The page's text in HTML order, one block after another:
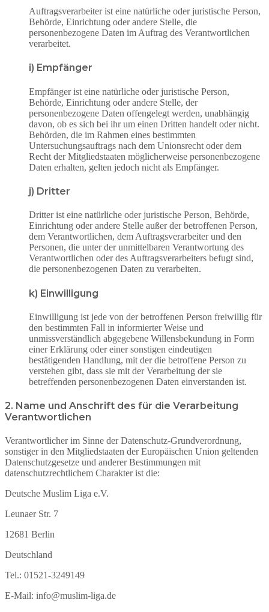
Auftragsverarbeiter ist eine natürliche oder juristische Person,
Behörde, Einrichtung oder andere Stelle, die
personenbezogene Daten im Auftrag des Verantwortlichen
verarbeitet.
i) Empfänger
Empfänger ist eine natürliche oder juristische Person,
Behörde, Einrichtung oder andere Stelle, der
personenbezogene Daten offengelegt werden, unabhängig
davon, ob es sich bei ihr um einen Dritten handelt oder nicht.
Behörden, die im Rahmen eines bestimmten
Untersuchungsauftrags nach dem Unionsrecht oder dem
Recht der Mitgliedstaaten möglicherweise personenbezogene
Daten erhalten, gelten jedoch nicht als Empfänger.
j) Dritter
Dritter ist eine natürliche oder juristische Person, Behörde,
Einrichtung oder andere Stelle außer der betroffenen Person,
dem Verantwortlichen, dem Auftragsverarbeiter und den
Personen, die unter der unmittelbaren Verantwortung des
Verantwortlichen oder des Auftragsverarbeiters befugt sind,
die personenbezogenen Daten zu verarbeiten.
k) Einwilligung
Einwilligung ist jede von der betroffenen Person freiwillig für
den bestimmten Fall in informierter Weise und
unmissverständlich abgegebene Willensbekundung in Form
einer Erklärung oder einer sonstigen eindeutigen
bestätigenden Handlung, mit der die betroffene Person zu
verstehen gibt, dass sie mit der Verarbeitung der sie
betreffenden personenbezogenen Daten einverstanden ist.
2. Name und Anschrift des für die Verarbeitung
Verantwortlichen
Verantwortlicher im Sinne der Datenschutz-Grundverordnung,
sonstiger in den Mitgliedstaaten der Europäischen Union geltenden
Datenschutzgesetze und anderer Bestimmungen mit
datenschutzrechtlichem Charakter ist die:
Deutsche Muslim Liga e.V.
Leunaer Str. 7
12681 Berlin
Deutschland
Tel.: 01521-3249149
E-Mail: info@muslim-liga.de